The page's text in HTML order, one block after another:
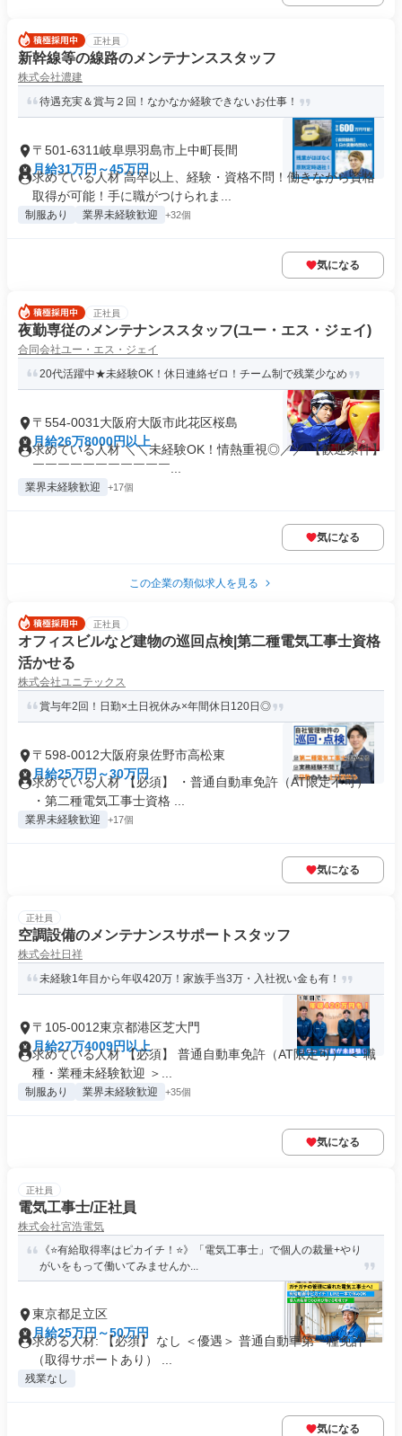
正社員
新幹線等の線路のメンテナンススタッフ
株式会社濃建
待遇充実＆賞与２回！なかなか経験できないお仕事！
〒501-6311岐阜県羽島市上中町長間
月給31万円～45万円
求めている人材 高卒以上、経験・資格不問！働きながら資格
取得が可能！手に職がつけられま...
制服あり 業界未経験歓迎 +32個
気になる
正社員
夜勤専従のメンテナンススタッフ(ユー・エス・ジェイ)
合同会社ユー・エス・ジェイ
20代活躍中★未経験OK！休日連絡ゼロ！チーム制で残業少なめ
〒554-0031大阪府大阪市此花区桜島
月給26万8000円以上
求めている人材 ＼＼未経験OK！情熱重視◎／／ 【歓迎条件】
￣￣￣￣￣￣￣￣￣￣￣...
業界未経験歓迎 +17個
気になる
この企業の類似求人を見る
正社員
オフィスビルなど建物の巡回点検|第二種電気工事士資格
活かせる
株式会社ユニテックス
賞与年2回！日勤×土日祝休み×年間休日120日◎
〒598-0012大阪府泉佐野市高松東
月給25万円～30万円
求めている人材 【必須】 ・普通自動車免許（AT限定不可）
・第二種電気工事士資格 ...
業界未経験歓迎 +17個
気になる
正社員
空調設備のメンテナンスサポートスタッフ
株式会社日祥
未経験1年目から年収420万！家族手当3万・入社祝い金も有！
〒105-0012東京都港区芝大門
月給27万4009円以上
求めている人材 【必須】 普通自動車免許（AT限定可） ＜ 職
種・業種未経験歓迎 ＞...
制服あり 業界未経験歓迎 +35個
気になる
正社員
電気工事士/正社員
株式会社宮浩電気
《⭐有給取得率はピカイチ！⭐》「電気工事士」で個人の裁量+やり
がいをもって働いてみませんか...
東京都足立区
月給25万円～50万円
求める人材: 【必須】 なし ＜優遇＞ 普通自動車第一種免許
（取得サポートあり） ...
残業なし
気になる